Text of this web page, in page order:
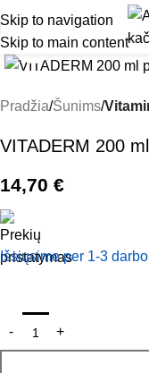
Skip to navigation
Skip to main content
Padidinti
Pradžia Šunims
VITADERM 200
14,70 €
Išsiųsime per 1-3